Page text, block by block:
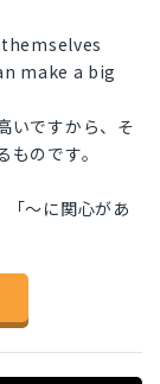
make a big
いですから、そ
のです。
〜に関心があ